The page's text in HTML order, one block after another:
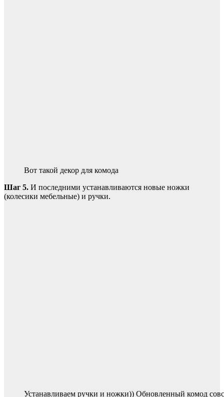
Вот такой декор для комода
Шаг 5. И последними устанавливаются новые ножки
(колесики мебельные) и ручки.
Устанавливаем ручки и ножки)) Обновленный комод